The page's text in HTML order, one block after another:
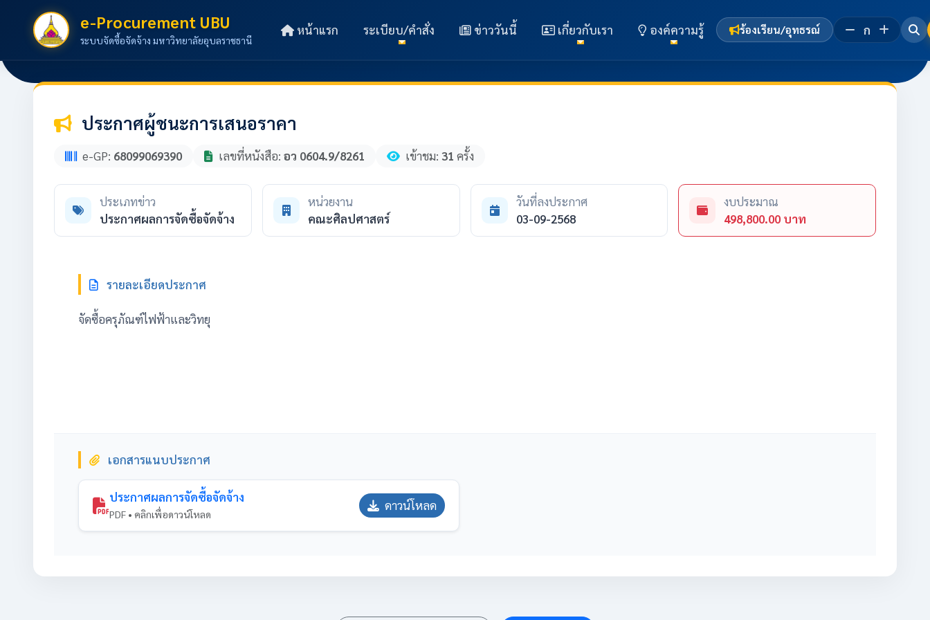
e-Procurement UBU
ระบบจัดซื้อจัดจ้าง มหาวิทยาลัยอุบลราชธานี
หน้าแรก ระเบียบ/คำสั่ง ข่าววันนี้ เกี่ยวกับเรา องค์ความรู้ ร้องเรียน/อุทธรณ์ ก
ประกาศผู้ชนะการเสนอราคา
e-GP: 68099069390 เลขที่หนังสือ: อว 0604.9/8261 เข้าชม: 31 ครั้ง
ประเภทข่าว
ประกาศผลการจัดซื้อจัดจ้าง
หน่วยงาน
คณะศิลปศาสตร์
วันที่ลงประกาศ
03-09-2568
งบประมาณ
498,800.00 บาท
รายละเอียดประกาศ
จัดซื้อครุภัณฑ์ไฟฟ้าและวิทยุ
เอกสารแนบประกาศ
ประกาศผลการจัดซื้อจัดจ้าง
PDF • คลิกเพื่อดาวน์โหลด
ดาวน์โหลด